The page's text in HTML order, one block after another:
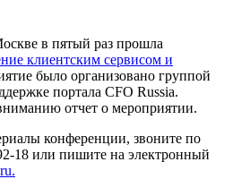
в пятый раз прошла
клиентским сервисом и
было организовано группой
портала CFO Russia.
отчет о мероприятии.
конференции, звоните по
18 или пишите на электронный